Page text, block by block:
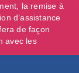
la remise à
d’assistance
de façon
avec les